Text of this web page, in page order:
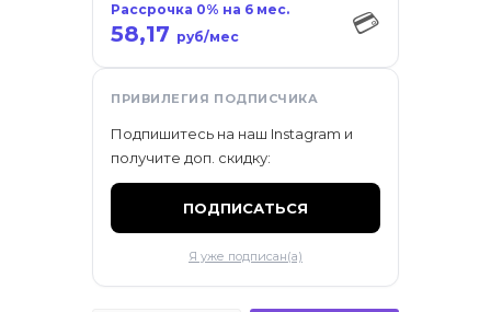
Рассрочка 0% на 6 мес.
58,17 руб/мес 💳
ПРИВИЛЕГИЯ ПОДПИСЧИКА
Подпишитесь на наш Instagram и
получите доп. скидку:
ПОДПИСАТЬСЯ
Я уже подписан(а)